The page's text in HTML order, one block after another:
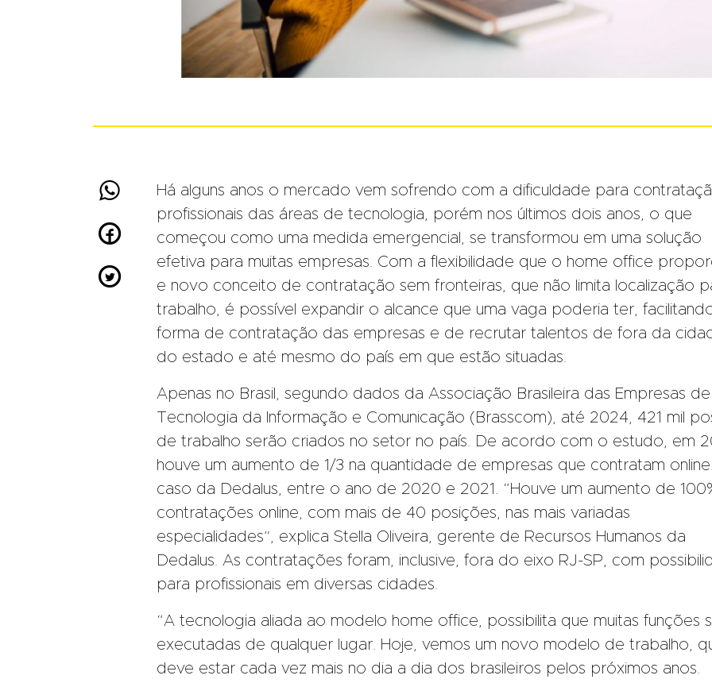



Há alguns anos o mercado vem sofrendo com a dificuldade para
profissionais das áreas de tecnologia, porém nos últimos dois anos, o que
começou como uma medida emergencial, se transformou em uma solução
efetiva para muitas empresas. Com a flexibilidade que o home office
e novo conceito de contratação sem fronteiras, que não limita localização
trabalho, é possível expandir o alcance que uma vaga poderia ter,
forma de contratação das empresas e de recrutar talentos de fora da
do estado e até mesmo do país em que estão situadas.
Apenas no Brasil, segundo dados da Associação Brasileira das Empresas de
Tecnologia da Informação e Comunicação (Brasscom), até 2024, 421 mil
de trabalho serão criados no setor no país. De acordo com o estudo, em
houve um aumento de 1/3 na quantidade de empresas que contratam
caso da Dedalus, entre o ano de 2020 e 2021. “Houve um aumento de
contratações online, com mais de 40 posições, nas mais variadas
especialidades”, explica Stella Oliveira, gerente de Recursos Humanos da
Dedalus. As contratações foram, inclusive, fora do eixo RJ-SP, com
para profissionais em diversas cidades.
“A tecnologia aliada ao modelo home office, possibilita que muitas funções
executadas de qualquer lugar. Hoje, vemos um novo modelo de trabalho,
deve estar cada vez mais no dia a dia dos brasileiros pelos próximos anos.